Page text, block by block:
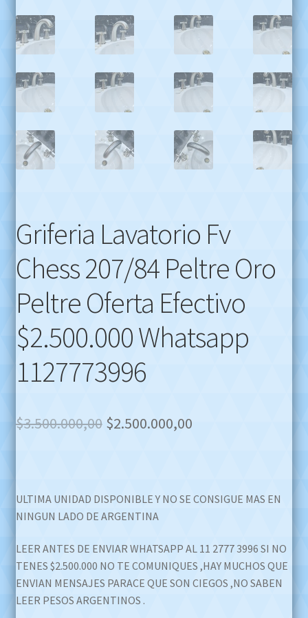
Griferia Lavatorio Fv
Chess 207/84 Peltre Oro
Peltre Oferta Efectivo
$2.500.000 Whatsapp
1127773996
$3.500.000,00 Original
$3.500.000,00.
$2.500.000,00Current
$2.500.000,00.
ULTIMA UNIDAD DISPONIBLE Y NO SE CONSIGUE MAS EN
NINGUN LADO DE ARGENTINA
LEER ANTES DE ENVIAR WHATSAPP AL 11 2777 3996 SI NO
TENES $2.500.000 NO TE COMUNIQUES ,HAY MUCHOS QUE
ENVIAN MENSAJES PARACE QUE SON CIEGOS ,NO SABEN
LEER PESOS ARGENTINOS .